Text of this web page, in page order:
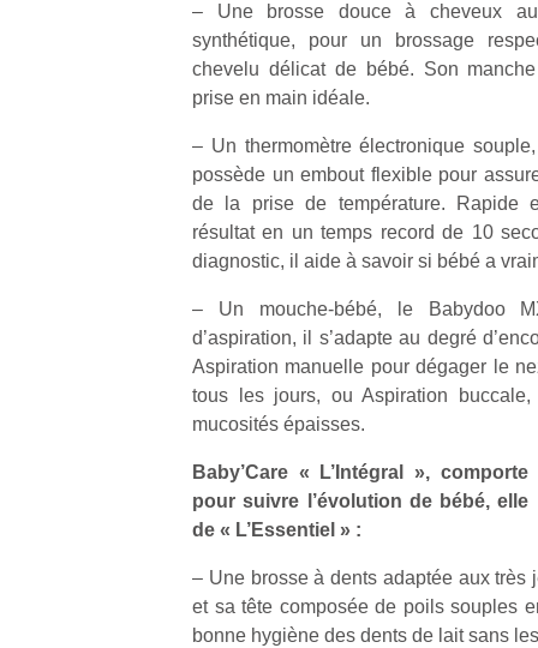
– Une brosse douce à cheveux
synthétique, pour un brossage
chevelu délicat de bébé. Son
prise en main idéale.
– Un thermomètre électronique
possède un embout flexible pour
de la prise de température. Rapide
résultat en un temps record de 10
diagnostic, il aide à savoir si bébé a
– Un mouche-bébé, le Babydoo
d’aspiration, il s’adapte au degré
Aspiration manuelle pour dégager le
tous les jours, ou Aspiration
mucosités épaisses.
Baby’Care « L’Intégral »,
pour suivre l’évolution de bébé,
de « L’Essentiel » :
– Une brosse à dents adaptée aux très
et sa tête composée de poils souples
bonne hygiène des dents de lait sans
à